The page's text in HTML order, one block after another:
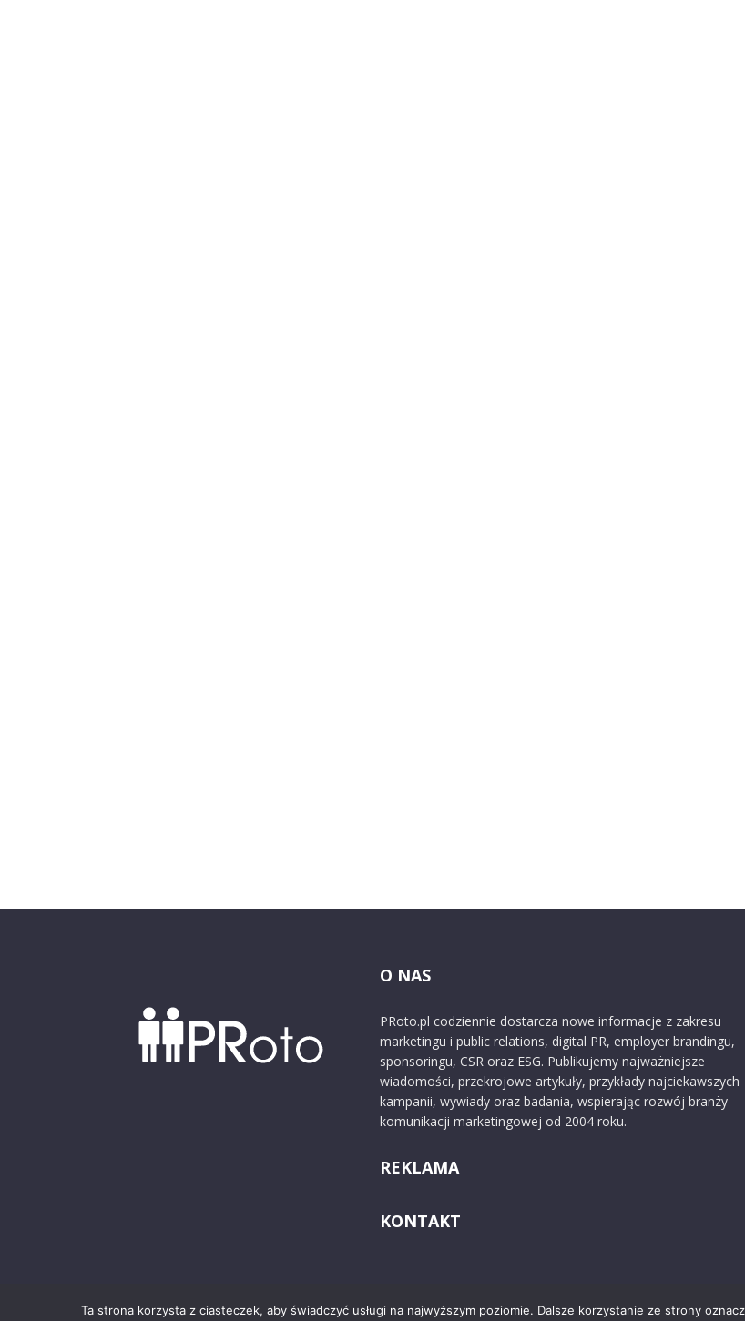
O NAS
PRoto.pl codziennie dostarcza nowe informacje z zakresu
marketingu i public relations, digital PR, employer brandingu,
sponsoringu, CSR oraz ESG. Publikujemy najważniejsze
wiadomości, przekrojowe artykuły, przykłady najciekawszych
kampanii, wywiady oraz badania, wspierając rozwój branży
komunikacji marketingowej od 2004 roku.
REKLAMA
KONTAKT
Ta strona korzysta z ciasteczek, aby świadczyć usługi na najwyższym poziomie. Dalsze korzystanie ze strony